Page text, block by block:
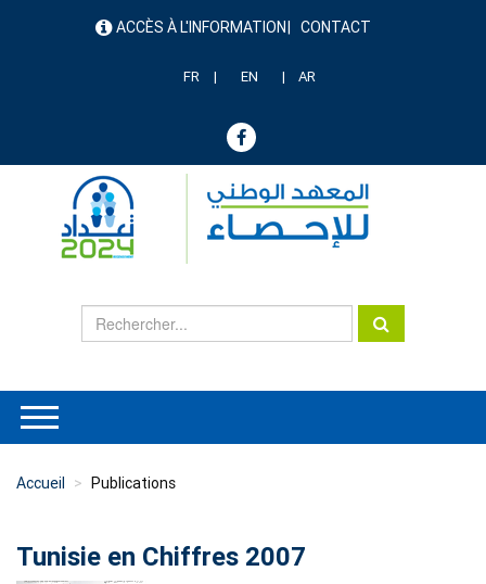
menu ACCÈS À L'INFORMATION CONTACT
FR EN AR
Accueil Publications
Tunisie en Chiffres 2007